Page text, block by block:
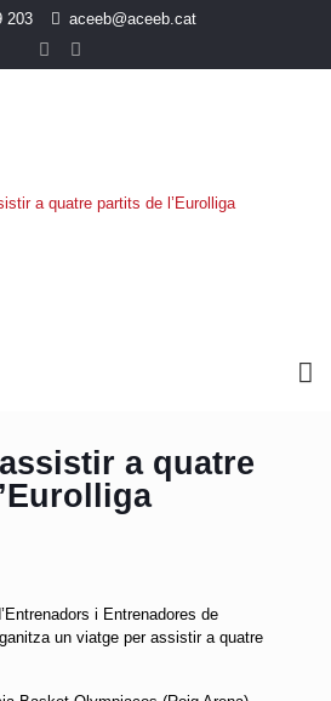
203 aceeb@aceeb.cat
a quatre
i Entrenadores de
un viatge per assistir a quatre